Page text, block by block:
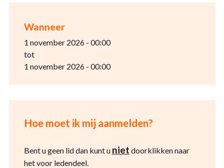
Wanneer
1 november 2026 - 00:00
tot
1 november 2026 - 00:00
Hoe moet ik mij aanmelden?
Bent u geen lid dan kunt u niet doorklikken naar
het voor ledendeel.